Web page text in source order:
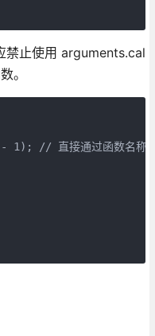
禁止使用 arguments.cal
。
// 直接通过函数名称